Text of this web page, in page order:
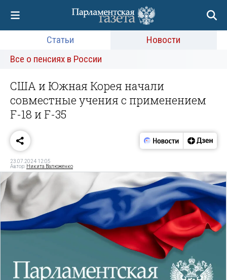
Статьи
Новости
Все о пенсиях в России
США и Южная Корея начали
совместные учения с применением
F-18 и F-35
23.07.2024 12:05
Автор: Никита Валюженко